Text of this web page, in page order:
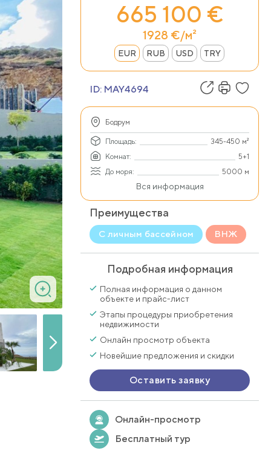
665 100 €
1928 €/м²
EUR RUB USD TRY
ID: MAY4694
Бодрум
Площадь:
345-450 м²
Комнат:
5+1
До моря:
5000 м
Вся информация
Преимущества
С личным бассейном ВНЖ
Подробная информация
Полная информация о данном
объекте и прайс-лист
Этапы процедуры приобретения
недвижимости
Онлайн просмотр объекта
Новейшие предложения и скидки
Оставить заявку
Онлайн-просмотр
Бесплатный тур